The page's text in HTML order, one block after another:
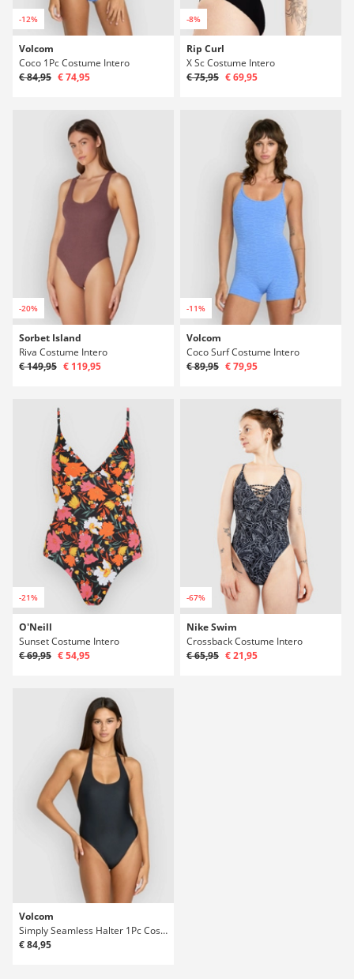
-12%
Volcom
Coco 1Pc Costume Intero
€ 84,95 € 74,95
-8%
Rip Curl
X Sc Costume Intero
€ 75,95 € 69,95
-20%
Sorbet Island
Riva Costume Intero
€ 149,95 € 119,95
-11%
Volcom
Coco Surf Costume Intero
€ 89,95 € 79,95
-21%
O'Neill
Sunset Costume Intero
€ 69,95 € 54,95
-67%
Nike Swim
Crossback Costume Intero
€ 65,95 € 21,95
Volcom
Simply Seamless Halter 1Pc Costume Intero
€ 84,95